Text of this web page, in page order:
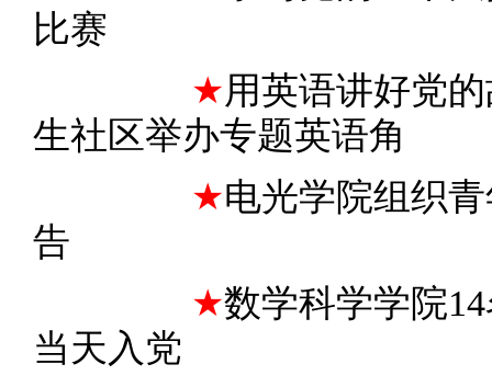
比赛
★用英语讲好党
生社区举办专题英语角
★电光学院组织
告
★数学科学学院
当天入党